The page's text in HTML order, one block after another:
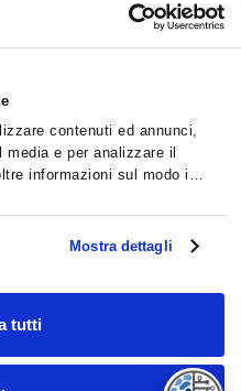
contenuti ed annunci,
e per analizzare il
informazioni sul modo in
media, i quali
che hai fornito
Mostra dettagli
tutti